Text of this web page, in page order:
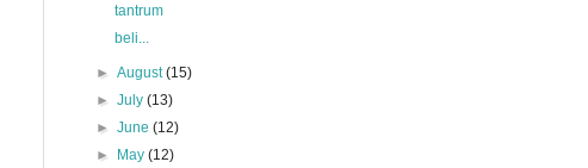
tantrum
beli...
►August(15)
►July(13)
►June(12)
► May(12)